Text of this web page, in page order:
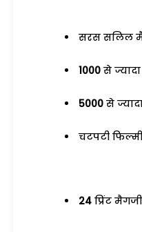
सरस सलिल
1000 से
5000 से
चटपटी
24 प्रिंट